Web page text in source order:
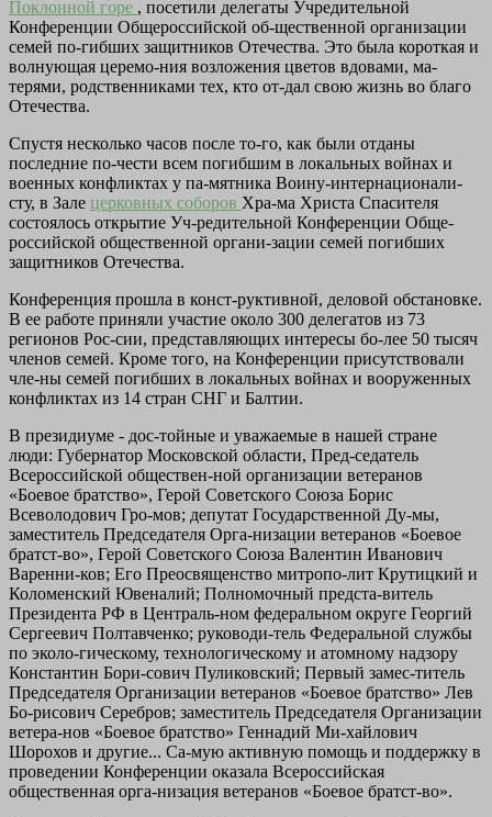
Поклонной горе , посетили делегаты Учредительной
Конференции Общероссийской об-щественной организации
семей по-гибших защитников Отечества. Это была короткая и
волнующая церемо-ния возложения цветов вдовами, ма-
терями, родственниками тех, кто от-дал свою жизнь во благо
Отечества.
Спустя несколько часов после то-го, как были отданы
последние по-чести всем погибшим в локальных войнах и
военных конфликтах у па-мятника Воину-интернационали-
сту, в Зале церковных соборов Хра-ма Христа Спасителя
состоялось открытие Уч-редительной Конференции Обще-
российской общественной органи-зации семей погибших
защитников Отечества.
Конференция прошла в конст-руктивной, деловой обстановке.
В ее работе приняли участие около 300 делегатов из 73
регионов Рос-сии, представляющих интересы бо-лее 50 тысяч
членов семей. Кроме того, на Конференции присутствовали
чле-ны семей погибших в локальных войнах и вооруженных
конфликтах из 14 стран СНГ и Балтии.
В президиуме - дос-тойные и уважаемые в нашей стране
люди: Губернатор Московской области, Пред-седатель
Всероссийской обществен-ной организации ветеранов
«Боевое братство», Герой Советского Союза Борис
Всеволодович Гро-мов; депутат Государственной Ду-мы,
заместитель Председателя Орга-низации ветеранов «Боевое
братст-во», Герой Советского Союза Валентин Иванович
Варенни-ков; Его Преосвященство митропо-лит Крутицкий и
Коломенский Ювеналий; Полномочный предста-витель
Президента РФ в Централь-ном федеральном округе Георгий
Сергеевич Полтавченко; руководи-тель Федеральной службы
по эколо-гическому, технологическому и атомному надзору
Константин Бори-сович Пуликовский; Первый замес-титель
Председателя Организации ветеранов «Боевое братство» Лев
Бо-рисович Серебров; заместитель Председателя Организации
ветера-нов «Боевое братство» Геннадий Ми-хайлович
Шорохов и другие... Са-мую активную помощь и поддержку в
проведении Конференции оказала Всероссийская
общественная орга-низация ветеранов «Боевое братст-во».